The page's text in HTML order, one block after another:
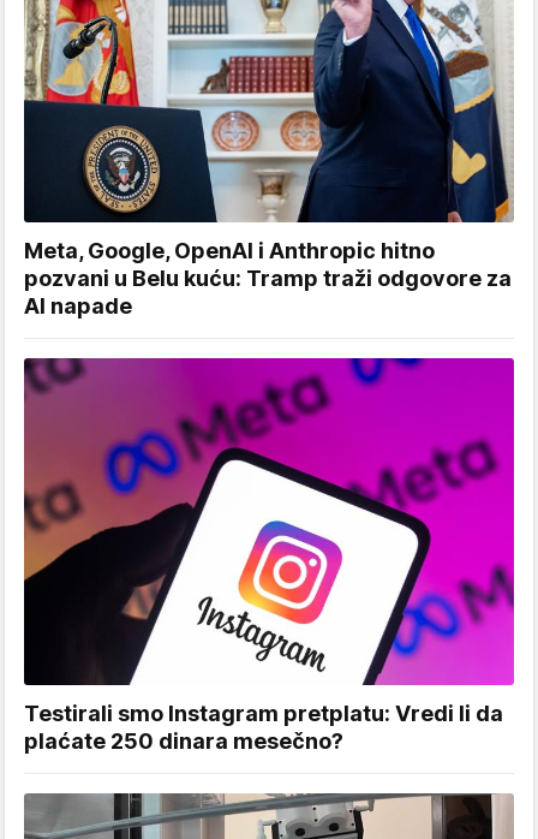
Meta, Google, OpenAI i Anthropic hitno
pozvani u Belu kuću: Tramp traži odgovore za
AI napade
Testirali smo Instagram pretplatu: Vredi li da
plaćate 250 dinara mesečno?